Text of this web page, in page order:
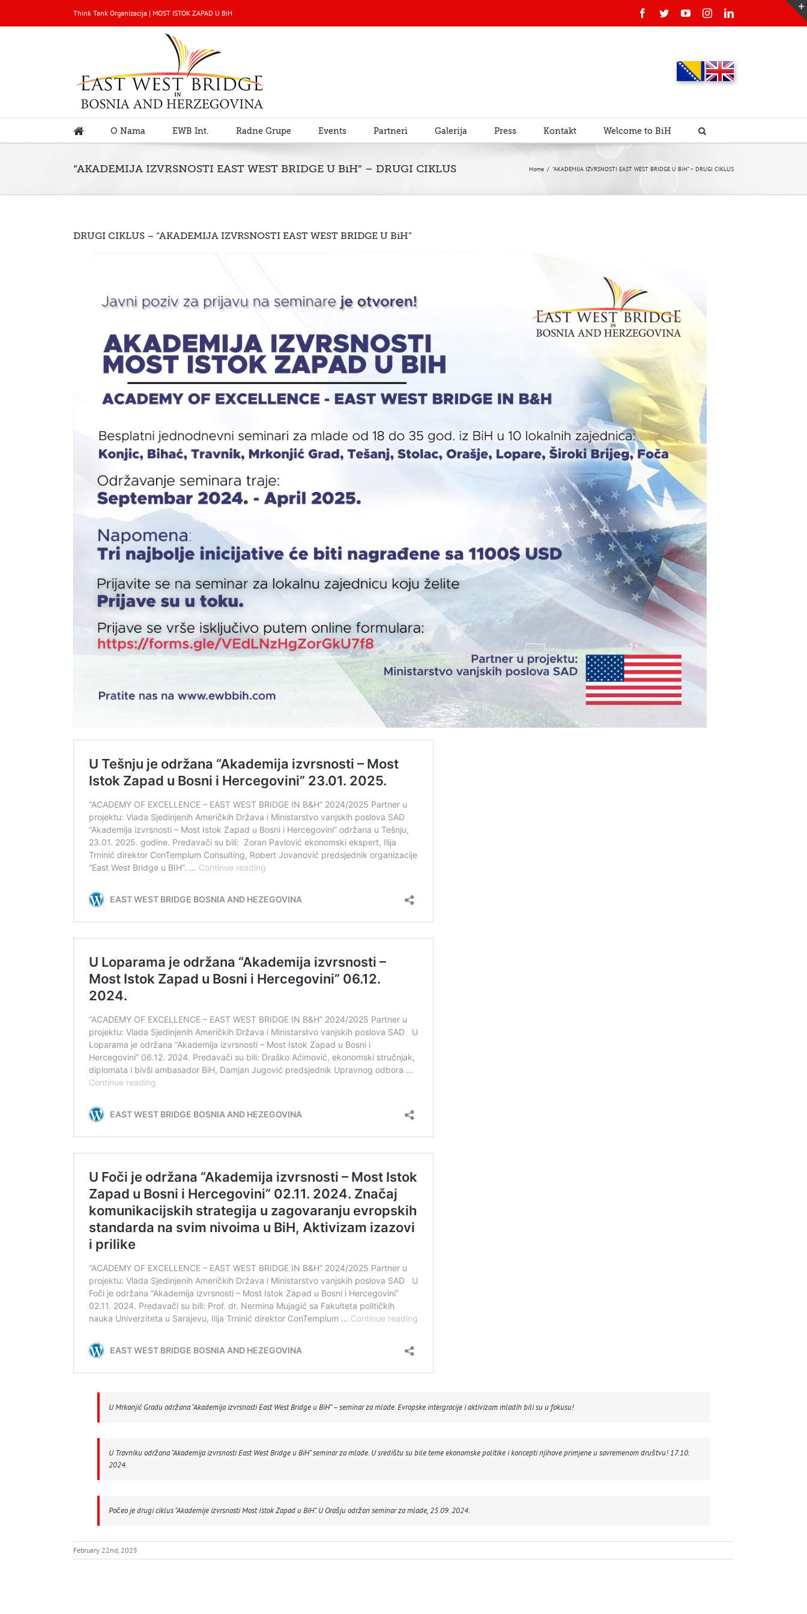
Think Tank Organizacija | MOST ISTOK ZAPAD U BiH Facebook
TwitterYouTubeInstagramLinkedin
O Nama EWB Int. Radne Grupe Events Partneri Galerija Press Kontakt Welcome to BiH
“AKADEMIJA IZVRSNOSTI EAST WEST BRIDGE U BiH” – DRUGI CIKLUS Home / “AKADEMIJA IZVRSNOSTI EAST WEST BRIDGE U BiH” – DRUGI CIKLUS
DRUGI CIKLUS – “AKADEMIJA IZVRSNOSTI EAST WEST BRIDGE U BiH”
U Mrkonjić Gradu održana “Akademija izvrsnosti East West Bridge u BiH” – seminar za mlade. Evropske intergracije i aktivizam mladih bili su u fokusu!
U Travniku održana “Akademija izvrsnosti East West Bridge u BiH” seminar za mlade. U središtu su bile teme ekonomske politike i koncepti njihove primjene u savremenom društvu! 17.10.
2024.
Počeo je drugi ciklus “Akademije izvrsnosti Most Istok Zapad u BiH”. U Orašju održan seminar za mlade, 25.09. 2024.
February 22nd, 2025